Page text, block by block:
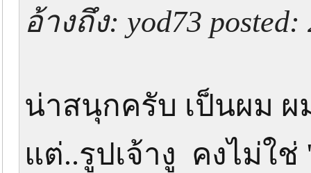
อ้างถึง: yod73
น่าสนุกครับ เป็นผม
แต่..รูปเจ้างู คงไม่ใช่